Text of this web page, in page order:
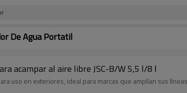
De Agua Portatil
acampar al aire libre JSC-B/W 5,5 l/8 l
uso en exteriores, ideal para marcas que amplían sus